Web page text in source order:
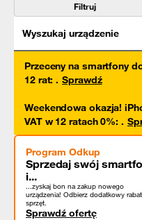
Filtruj
Wyszukaj urządzenie
Przeceny na smartfony
12 rat: . Sprawdź
Weekendowa okazja!
VAT w 12 ratach 0%: .
Program Odkup
Sprzedaj swój
i...
...zyskaj bon na zakup nowego
urządzenia! Odbierz dodatkowy
sprzęt.
Sprawdź ofertę